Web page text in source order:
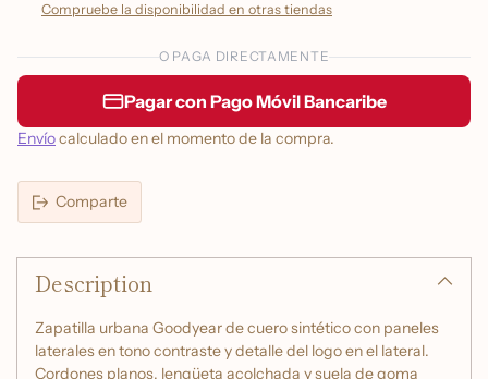
Compruebe la disponibilidad en otras tiendas
O PAGA DIRECTAMENTE
Pagar con Pago Móvil Bancaribe
Envíocalculado en el momento de la compra.
Comparte
un
producto
cesta
Description
Zapatilla urbana Goodyear de cuero sintético con paneles
laterales en tono contraste y detalle del logo en el lateral.
Cordones planos, lengüeta acolchada y suela de goma